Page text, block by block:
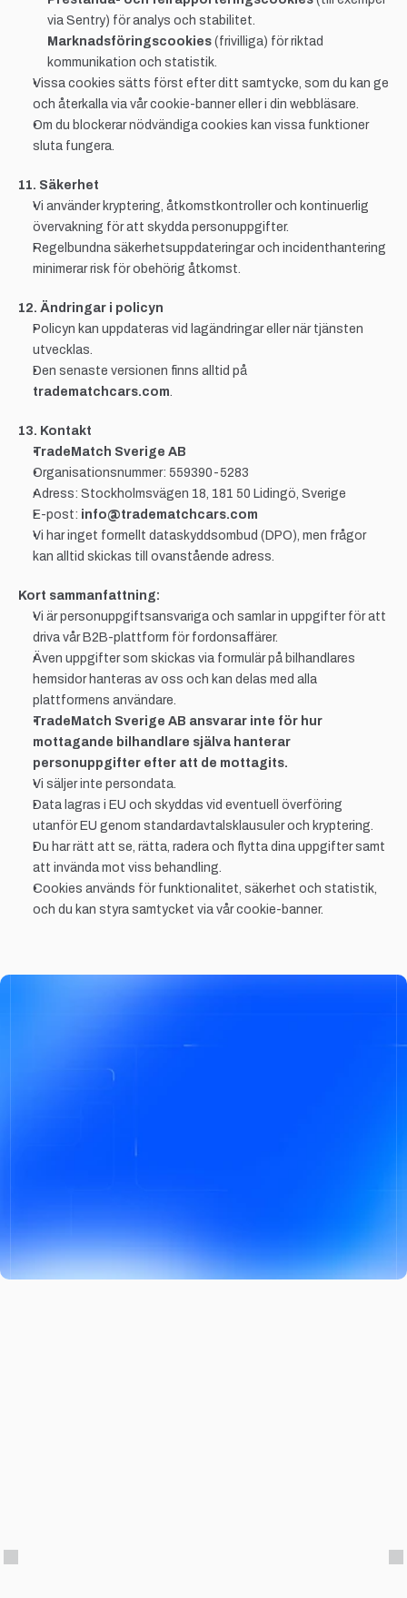
via Sentry) för analys och stabilitet.
Marknadsföringscookies (frivilliga) för riktad
kommunikation och statistik.
Vissa cookies sätts först efter ditt samtycke, som du kan ge
och återkalla via vår cookie-banner eller i din webbläsare.
Om du blockerar nödvändiga cookies kan vissa funktioner
sluta fungera.
11. Säkerhet
Vi använder kryptering, åtkomstkontroller och kontinuerlig
övervakning för att skydda personuppgifter.
Regelbundna säkerhetsuppdateringar och incidenthantering
minimerar risk för obehörig åtkomst.
12. Ändringar i policyn
Policyn kan uppdateras vid lagändringar eller när tjänsten
utvecklas.
tradematchcars.com.
13. Kontakt
TradeMatch Sverige AB
Organisationsnummer: 559390-5283
Adress: Stockholmsvägen 18, 181 50 Lidingö, Sverige
E-post: info@tradematchcars.com
Vi har inget formellt dataskyddsombud (DPO), men frågor
kan alltid skickas till ovanstående adress.
Kort sammanfattning:
Vi är personuppgiftsansvariga och samlar in uppgifter för att
driva vår B2B-plattform för fordonsaffärer.
Även uppgifter som skickas via formulär på bilhandlares
hemsidor hanteras av oss och kan delas med alla
plattformens användare.
TradeMatch Sverige AB ansvarar inte för hur
mottagande bilhandlare själva hanterar
personuppgifter efter att de mottagits.
Vi säljer inte persondata.
Data lagras i EU och skyddas vid eventuell överföring
utanför EU genom standardavtalsklausuler och kryptering.
Du har rätt att se, rätta, radera och flytta dina uppgifter samt
att invända mot viss behandling.
Cookies används för funktionalitet, säkerhet och statistik,
och du kan styra samtycket via vår cookie-banner.
Byggt för framtidens
Boka demo